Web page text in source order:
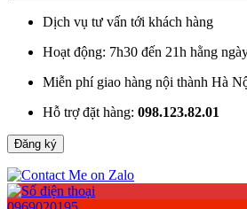
Dịch vụ tư vấn tới khách hàng
Hoạt động: 7h30 đến 21h hằng
Miễn phí giao hàng nội thành Hà
Hỗ trợ đặt hàng: 098.123.82.01